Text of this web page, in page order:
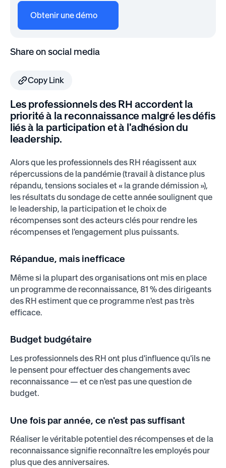
Obtenir une démo
Share on social media
Copy Link
Les professionnels des RH accordent la
priorité à la reconnaissance malgré les défis
liés à la participation et à l'adhésion du
leadership.
Alors que les professionnels des RH réagissent aux
répercussions de la pandémie (travail à distance plus
répandu, tensions sociales et « la grande démission »),
les résultats du sondage de cette année soulignent que
le leadership, la participation et le choix de
récompenses sont des acteurs clés pour rendre les
récompenses et l'engagement plus puissants.
Répandue, mais inefficace
Même si la plupart des organisations ont mis en place
un programme de reconnaissance, 81 % des dirigeants
des RH estiment que ce programme n'est pas très
efficace.
Budget budgétaire
Les professionnels des RH ont plus d'influence qu'ils ne
le pensent pour effectuer des changements avec
reconnaissance — et ce n'est pas une question de
budget.
Une fois par année, ce n'est pas suffisant
Réaliser le véritable potentiel des récompenses et de la
reconnaissance signifie reconnaître les employés pour
plus que des anniversaires.